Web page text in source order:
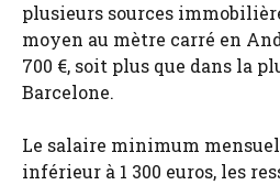
plusieurs sources
moyen au mètre carré en
700 €, soit plus que dans la
Barcelone.
Le salaire minimum
inférieur à 1 300 euros, les